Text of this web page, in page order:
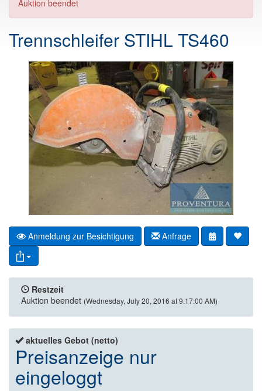
Auktion beendet
Trennschleifer STIHL TS460
Anmeldung zur Besichtigung Anfrage
Restzeit
Auktion beendet (Wednesday, July 20, 2016 at 9:17:00 AM)
aktuelles Gebot (netto)
Preisanzeige nur
eingeloggt